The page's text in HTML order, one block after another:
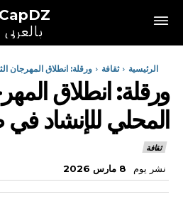
CapDZ
بالعربي
الرئيسية ثقافة ورقلة: انطلاق المهرجان
ورقلة: انطلاق
المحلي للإنشاد في
ثقافة
نشر يوم 8 مارس 2026